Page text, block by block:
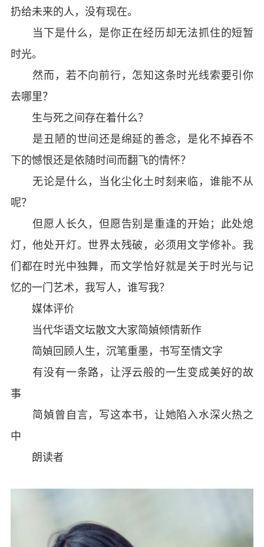
扔给未来的人，没有现在。
当下是什么，是你正在经历却无法抓住的短暂
时光。
然而，若不向前行，怎知这条时光线索要引你
去哪里？
生与死之间存在着什么？
是丑陋的世间还是绵延的善念，是化不掉吞不
下的憾恨还是依随时间而翻飞的情怀？
无论是什么，当化尘化土时刻来临，谁能不从
呢？
但愿人长久，但愿告别是重逢的开始；此处熄
灯，他处开灯。世界太残破，必须用文学修补。我
们都在时光中独舞，而文学恰好就是关于时光与记
忆的一门艺术，我写人，谁写我？
媒体评价
当代华语文坛散文大家简媜倾情新作
简媜回顾人生，沉笔重墨，书写至情文字
有没有一条路，让浮云般的一生变成美好的故
事
简媜曾自言，写这本书，让她陷入水深火热之
中
朗读者